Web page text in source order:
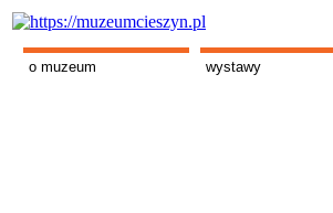
o muzeum wystawy